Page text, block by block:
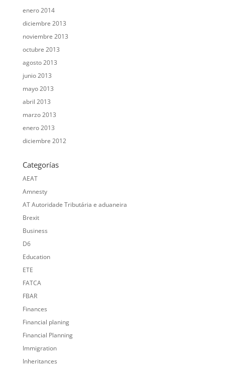
enero 2014
diciembre 2013
noviembre 2013
octubre 2013
agosto 2013
junio 2013
mayo 2013
abril 2013
marzo 2013
enero 2013
diciembre 2012
Categorías
AEAT
Amnesty
AT Autoridade Tributária e aduaneira
Brexit
Business
D6
Education
ETE
FATCA
FBAR
Finances
Financial planing
Financial Planning
Immigration
Inheritances